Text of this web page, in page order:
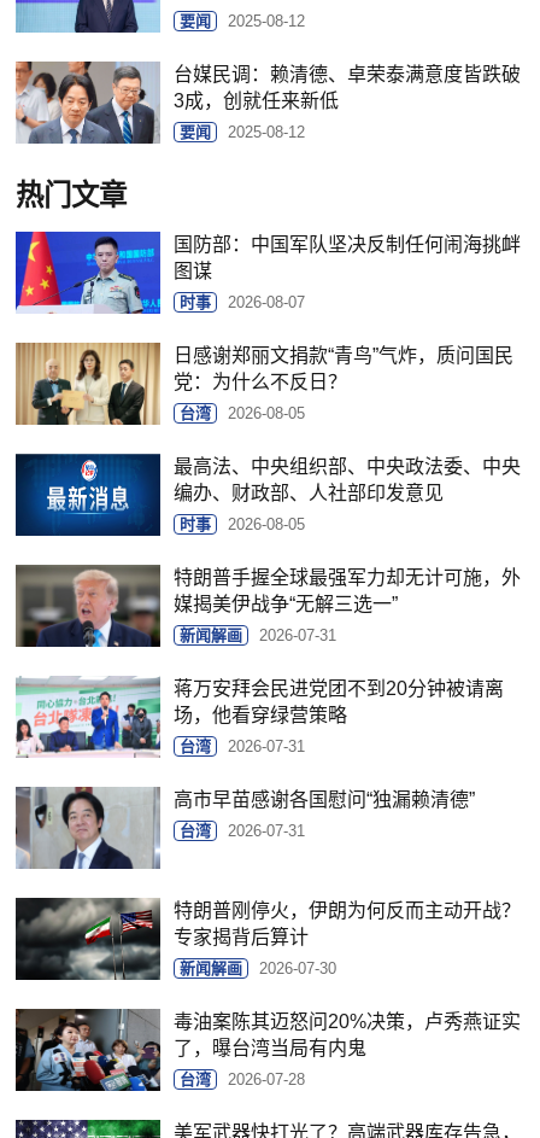
要闻 2025-08-12
台媒民调：赖清德、卓荣泰满意度皆跌破
3成，创就任来新低
要闻 2025-08-12
热门文章
国防部：中国军队坚决反制任何闹海挑衅
图谋
时事 2026-08-07
日感谢郑丽文捐款“青鸟”气炸，质问国民
党：为什么不反日？
台湾 2026-08-05
最高法、中央组织部、中央政法委、中央
编办、财政部、人社部印发意见
时事 2026-08-05
特朗普手握全球最强军力却无计可施，外
媒揭美伊战争“无解三选一”
新闻解画 2026-07-31
蒋万安拜会民进党团不到20分钟被请离
场，他看穿绿营策略
台湾 2026-07-31
高市早苗感谢各国慰问“独漏赖清德”
台湾 2026-07-31
特朗普刚停火，伊朗为何反而主动开战？
专家揭背后算计
新闻解画 2026-07-30
毒油案陈其迈怒问20%决策，卢秀燕证实
了，曝台湾当局有内鬼
台湾 2026-07-28
美军武器快打光了？高端武器库存告急，